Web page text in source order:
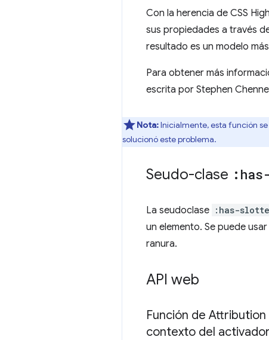
Con la herencia de CSS
sus propiedades a través
resultado es un modelo
Para obtener más
escrita por Stephen
Nota:Inicialmente, esta función
solucionó este problema.
Seudo-clase
La seudoclase :has-
un elemento. Se puede
ranura.
API web
Función de
contexto del